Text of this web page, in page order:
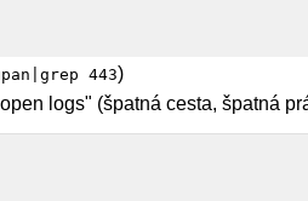
443)
logs" (špatná cesta, špatná